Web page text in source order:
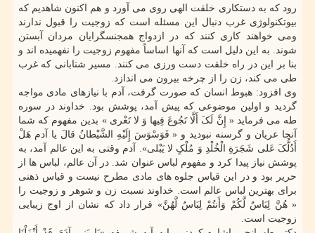
رود که به دستکاری خلقت الهی روی می آورد و هم اکنون شاهدیم که
بیوتکنولوژی غرب دنبال این مسئله است که زوجیت را قبول ندارند
ومی خواهند کاری کنند که در ازدواج همجنسگرایان مردان آبستن
شوند. به این دلیل است که آنها اساساً مفهوم زوجیت را نفهمیده اند و
بنا بر این در راه خلقت دست ورزی می کنند. مسیر شتابانی که غرب
طی می کند، زن را از چرخه بیرون می اندازد.
وی افزود: هبوط انسان که صورت گرفت، آدم با نیازهای مادی مواجه
گردید و اولین موضوعی که پیش آمد، پوشش بود. خداوند در سوره
طه می فرماید « إِنَّ لَکَ أَلَّا تَجُوعَ فِیها وَ لا تَعْری » بدین مفهوم که شما
آنجا عریان و گرسنه نبودید و « فَوَسْوَسَ إِلَیْهِ الشَّیْطانُ قالَ یا آدم هَلْ
أَدُلُّکَ عَلی شَجَرَةِ الْخُلْدِ وَ مُلْکٍ لا یَبْلی». آدم وقتی به این عالم آمد، به
پوشش نیاز پیدا کرد و مفهوم لباس عنوان شد. در آن عالم، لباس ها از
حریر بود و در این قیاس جلوه های مادی مطرح نیست و قیاس ذهنی
برای بهترین لباس عالم است. خداوند نسبت زن و شوهر و زوجیت را
« هُنَّ لِبَاسٌ لَّکُمْ وَأَنتُمْ لِبَاسٌ لَّهُنَّ» قرار داد که نشان از اوج زیبایی
زوجیت است.